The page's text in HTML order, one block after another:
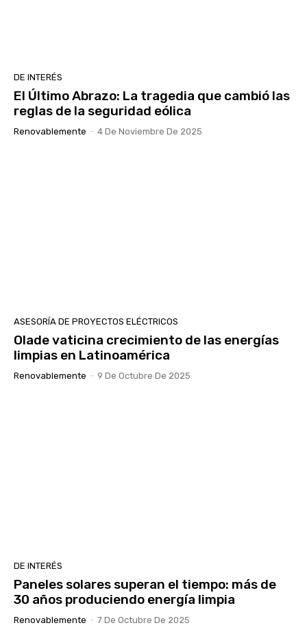
DE INTERÉS
El Último Abrazo: La tragedia que cambió las
reglas de la seguridad eólica
Renovablemente - 4 De Noviembre De 2025
ASESORÍA DE PROYECTOS ELÉCTRICOS
Olade vaticina crecimiento de las energías
limpias en Latinoamérica
Renovablemente - 9 De Octubre De 2025
DE INTERÉS
Paneles solares superan el tiempo: más de
30 años produciendo energía limpia
Renovablemente - 7 De Octubre De 2025